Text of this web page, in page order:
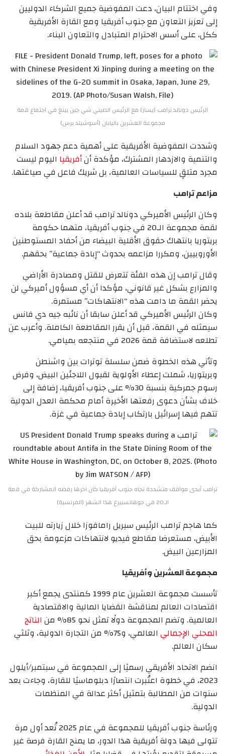
وفي اختتام البيان، دعت المفوضية جميع الشركاء الدوليين
إلى تعزيز التعاون مع جنوب أفريقيا ومع القارة الأفريقية
ككل، على أسس الاحترام المتبادل والتعاون البناء.
الرئيس دونالد ترامب (يسار) مع الرئيس الصيني شي جين بينغ في اجتماع قمة
مجموعة العشرين باليابان (أسوشيتد برس)
وشددت المفوضية الأفريقية على أهمية دعم جهود السلام
والتنمية والازدهار المشترك، مؤكدة أنأفريقيا اليوم ليست
مجرد متلقٍ للسياسات العالمية، بل شريك فاعل في صياغتها.
مزاعم ترامب
وكان الرئيس الأميركي دونالد ترامب قد أعلن مقاطعة بلاده
لقمة مجموعة الـ20 في جنوب أفريقيا، متهما حكومة
بريتوريا بانتهاك حقوق الأقلية البيضاء من أحفاد المستوطنين
الأوروبيين، ومكررا مزاعمه بحدوث “إبادة جماعية” بحقهم.
وقال ترامب إن هذه الفئة تتعرض للقتل ومصادرة الأراضي
والمزارع بشكل غير قانوني، مؤكدا أن أي مسؤول أميركي لن
يحضر القمة ما دامت هذه “الانتهاكات” مستمرة.
وكان الرئيس الأميركي قد أعلن سابقا أن نائبه جيه دي فانس
سيمثله في القمة، قبل أن يقرر المقاطعة الكاملة. وأعرب عن
تطلعه لاستضافة قمة 2026 في منتجعه بميامي.
وتأتي هذه الخطوة ضمن سلسلة توترات بين واشنطن
وبريتوريا، شملت إعطاء الأولوية لقبول اللاجئين البيض، وفرض
رسوم جمركية بنسبة 30% على جنوب أفريقيا، إضافة إلى
خلاف بشأن دعوى رفعتها الأخيرة أمام محكمة العدل الدولية
تتهم فيها إسرائيل بارتكاب إبادة جماعية في غزة.
ترامب أبدى مواقف متشددة تجاه جنوب أفريقيا كان آخرها رفضه المشاركة في قمة
الـ20 في جوهانسبيرغ هذا الشهر (الفرنسية)
كما هاجم ترامب الرئيس سيريل رامافوزا خلال زيارته للبيت
الأبيض، مستعرضا مقاطع فيديو لانتهاكات مزعومة بحق
المزارعين البيض.
مجموعة العشرين وأفريقيا
تأسست مجموعة العشرين عام 1999 كمنتدى يجمع أكبر
اقتصادات العالم لمناقشة القضايا المالية والاقتصادية
العالمية. وتضم المجموعة دولًا تمثل نحو 85% من
الناتج
المحلي الإجمالي
العالمي، و75% من التجارة الدولية، وثلثي
سكان العالم.
انضم الاتحاد الأفريقي رسميًا إلى المجموعة في سبتمبر/أيلول
2023، في خطوة اعتُبرت انتصارًا دبلوماسيًا للقارة، وجاءت بعد
سنوات من المطالبة بتمثيل أكثر عدالة في المنظمات
الدولية.
ورئاسة جنوب أفريقيا للمجموعة في عام 2025 تُعد أول مرة
تتولى فيها دولة أفريقية هذا الدور، ما يمنح القارة فرصة غير